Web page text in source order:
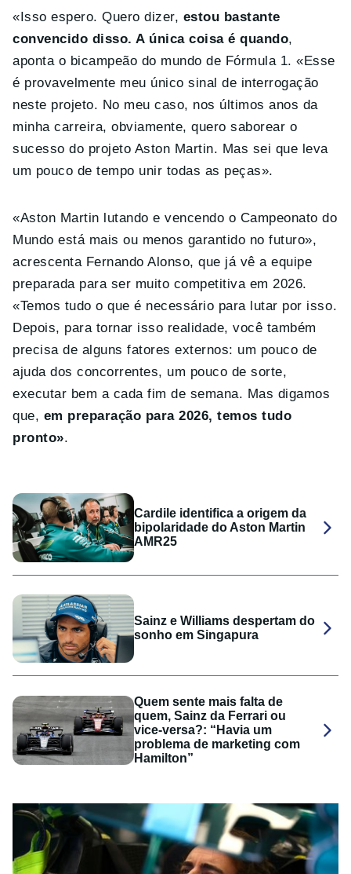
«Isso espero. Quero dizer, estou bastante
convencido disso. A única coisa é quando,
aponta o bicampeão do mundo de Fórmula 1. «Esse
é provavelmente meu único sinal de interrogação
neste projeto. No meu caso, nos últimos anos da
minha carreira, obviamente, quero saborear o
sucesso do projeto Aston Martin. Mas sei que leva
um pouco de tempo unir todas as peças».
«Aston Martin lutando e vencendo o Campeonato do
Mundo está mais ou menos garantido no futuro»,
acrescenta Fernando Alonso, que já vê a equipe
preparada para ser muito competitiva em 2026.
«Temos tudo o que é necessário para lutar por isso.
Depois, para tornar isso realidade, você também
precisa de alguns fatores externos: um pouco de
ajuda dos concorrentes, um pouco de sorte,
executar bem a cada fim de semana. Mas digamos
que, em preparação para 2026, temos tudo
pronto».
Cardile identifica a origem da
bipolaridade do Aston Martin
AMR25
Sainz e Williams despertam do
sonho em Singapura
Quem sente mais falta de
quem, Sainz da Ferrari ou
vice-versa?: “Havia um
problema de marketing com
Hamilton”